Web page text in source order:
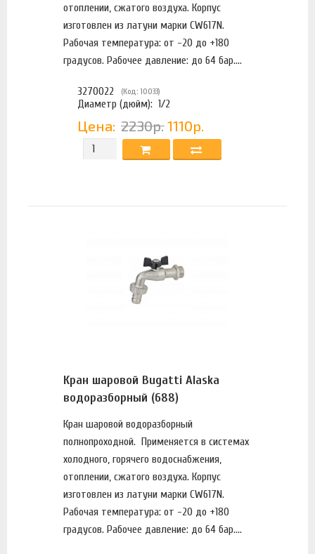
отоплении, сжатого воздуха. Корпус
изготовлен из латуни марки CW617N.
Рабочая температура: от -20 до +180
градусов. Рабочее давление: до 64 бар....
3270022 (Код: 10033)
Диаметр (дюйм): 1/2
Цена: 2230р. 1110р.
Кран шаровой Bugatti Alaska
водоразборный (688)
Кран шаровой водоразборный
полнопроходной. Применяется в системах
холодного, горячего водоснабжения,
отоплении, сжатого воздуха. Корпус
изготовлен из латуни марки CW617N.
Рабочая температура: от -20 до +180
градусов. Рабочее давление: до 64 бар....